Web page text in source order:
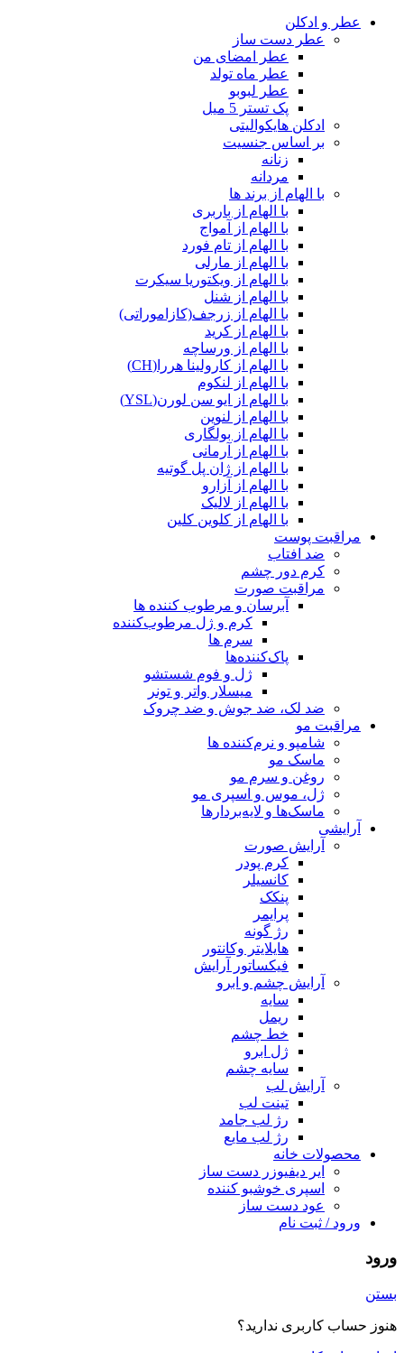
عطر و ادکلن
عطر دست ساز
عطر امضای من
عطر ماه تولد
عطر لبوبو
پک تستر 5 میل
ادکلن هایکوالیتی
بر اساس جنسیت
زنانه
مردانه
با الهام از برند ها
با الهام از باربری
با الهام از آمواج
با الهام از تام فورد
با الهام از مارلی
با الهام از ویکتوریا سیکرت
با الهام از شنل
با الهام از زرجف(کازاموراتی)
با الهام از کرید
با الهام از ورساچه
با الهام از کارولینا هررا(CH)
با الهام از لنکوم
با الهام از ایو سن لورن(YSL)
با الهام از لنوین
با الهام از بولگاری
با الهام از آرمانی
با الهام از ژان پل گوتیه
با الهام از آزارو
با الهام از لالیک
با الهام از کلوین کلین
مراقبت پوست
ضد افتاب
کرم دور چشم
مراقبت صورت
آبرسان و مرطوب کننده ها
کرم و ژل مرطوب‌کننده
سرم ها
پاک‌کننده‌ها
ژل و فوم شستشو
میسلار واتر و تونر
ضد لک، ضد جوش و ضد چروک
مراقبت مو
شامپو و نرم‌کننده ها
ماسک مو
روغن و سرم مو
ژل، موس و اسپری مو
ماسک‌ها و لایه‌بردارها
آرایشی
آرایش صورت
کرم پودر
کانسیلر
پنکک
پرایمر
رژ گونه
هایلایتر وکانتور
فیکساتور آرایش
آرایش چشم و ابرو
سایه
ریمل
خط چشم
ژل ابرو
سایه چشم
آرایش لب
تینت لب
رژ لب جامد
رژ لب مایع
محصولات خانه
ایر دیفیوزر دست ساز
اسپری خوشبو کننده
عود دست ساز
ورود / ثبت نام
ورود
بستن
هنوز حساب کاربری ندارید؟